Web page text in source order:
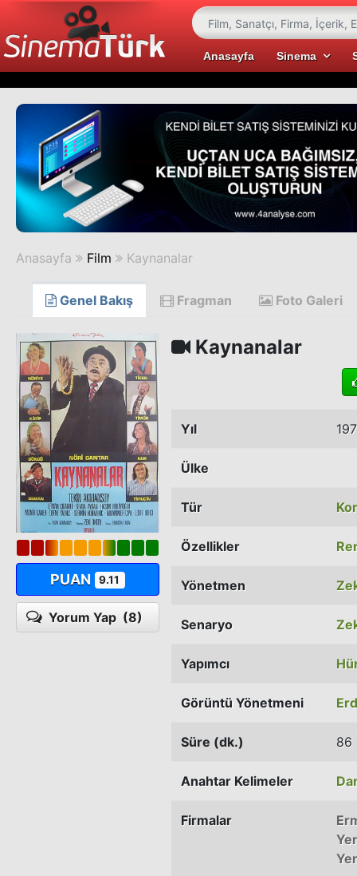
Anasayfa Sinema
Anasayfa Film Kaynanalar
Genel Bakış Fragman Foto Galeri
PUAN 9.11
Yorum Yap (8)
Kaynanalar
Yıl
Ülke
Tür
Özellikler
Yönetmen
Senaryo
Yapımcı
Görüntü Yönetmeni
Süre (dk.) 86
Anahtar Kelimeler
Firmalar